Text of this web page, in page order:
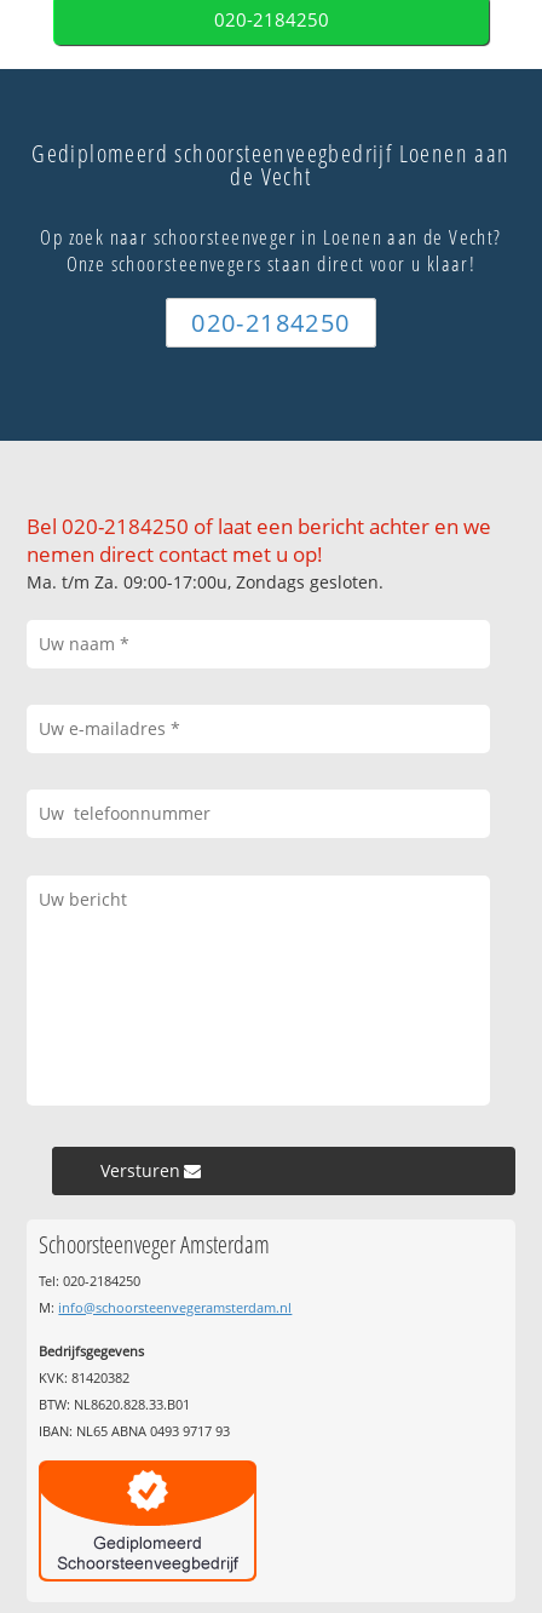
020-2184250
Gediplomeerd schoorsteenveegbedrijf Loenen aan
de Vecht
Op zoek naar schoorsteenveger in Loenen aan de Vecht?
Onze schoorsteenvegers staan direct voor u klaar!
020-2184250
Bel 020-2184250 of laat een bericht achter en we
nemen direct contact met u op!
Ma. t/m Za. 09:00-17:00u, Zondags gesloten.
Versturen »
Schoorsteenveger Amsterdam
Tel: 020-2184250
M: info@schoorsteenvegeramsterdam.nl
Bedrijfsgegevens
KVK: 81420382
BTW: NL8620.828.33.B01
IBAN: NL65 ABNA 0493 9717 93